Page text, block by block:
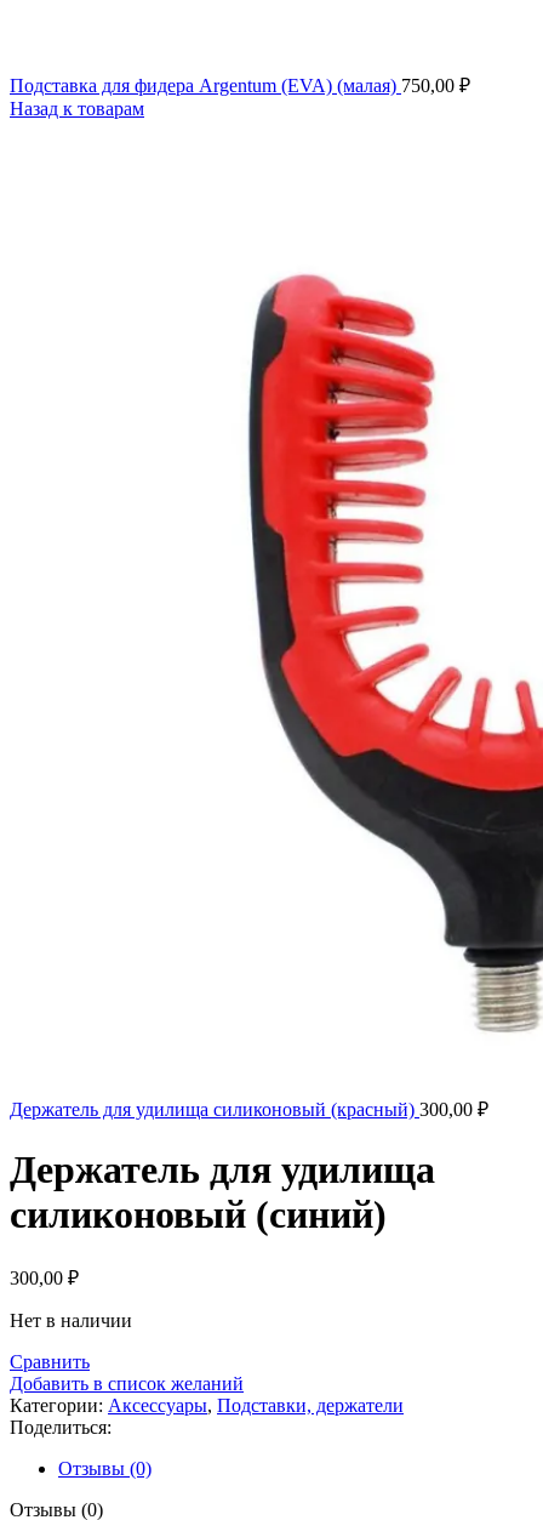
Подставка для фидера Argentum (EVA) (малая) 750,00 ₽
Назад к товарам
Держатель для удилища силиконовый (красный) 300,00 ₽
Держатель для удилища
силиконовый (синий)
300,00 ₽
Нет в наличии
Сравнить
Добавить в список желаний
Категории: Аксессуары, Подставки, держатели
Поделиться:
Отзывы (0)
Отзывы (0)